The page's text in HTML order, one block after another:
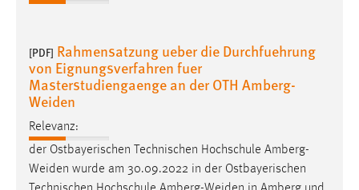
[PDF] Rahmensatzung ueber die Durchfuehrung
von Eignungsverfahren fuer
Masterstudiengaenge an der OTH Amberg-
Weiden
Relevanz:
der Ostbayerischen Technischen Hochschule Amberg-
Weiden wurde am 30.09.2022 in der Ostbayerischen